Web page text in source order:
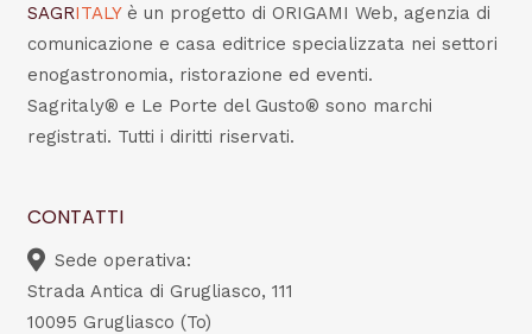
SAGRITALY è un progetto di ORIGAMI Web, agenzia di
comunicazione e casa editrice specializzata nei settori
enogastronomia, ristorazione ed eventi.
Sagritaly® e Le Porte del Gusto® sono marchi
registrati. Tutti i diritti riservati.
CONTATTI
Sede operativa:
Strada Antica di Grugliasco, 111
10095 Grugliasco (To)